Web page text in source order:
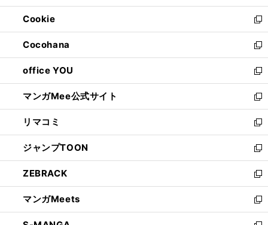
開
く
ウ
で
開
く
ン
ド
ウ
で
開
く
ウ
ィ
ン
ド
ウ
で
開
く
Cookie
新
し
い
ウ
ィ
ン
ド
ウ
で
開
く
Cocohana
新
し
い
ウ
ィ
ン
ド
ウ
で
開
く
office YOU
新
し
い
ウ
ィ
ン
ド
ウ
で
開
く
マンガMee公式サイト
新
し
い
ウ
ィ
ン
ド
ウ
で
開
リマコミ
新
し
い
ウ
ィ
ン
ド
ウ
ジャンプTOON
新
し
い
ウ
ィ
ン
ZEBRACK
新
し
い
ウ
マンガMeets
新
し